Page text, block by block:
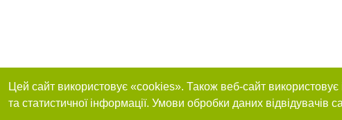
Цей сайт використовує «cookies». Також веб-сайт використовує
та статистичної інформації. Умови обробки даних відвідувачів